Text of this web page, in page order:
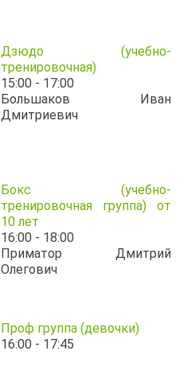
Дзюдо (учебно-
тренировочная)
15:00 - 17:00
Большаков Иван
Дмитриевич
Бокс (учебно-
тренировочная группа) от
10 лет
16:00 - 18:00
Приматор Дмитрий
Олегович
Проф группа (девочки)
16:00 - 17:45